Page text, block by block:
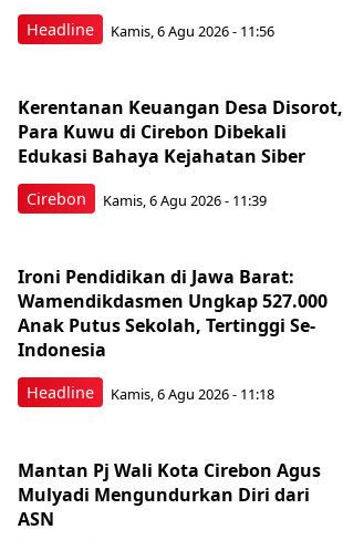
Headline Kamis, 6 Agu 2026 - 11:56
Cirebon
Kerentanan Keuangan Desa Disorot,
Para Kuwu di Cirebon Dibekali
Edukasi Bahaya Kejahatan Siber
Kamis, 6 Agu 2026 - 11:39
Headline
Ironi Pendidikan di Jawa Barat:
Wamendikdasmen Ungkap 527.000
Anak Putus Sekolah, Tertinggi Se-
Indonesia
Kamis, 6 Agu 2026 - 11:18
Mantan Pj Wali Kota Cirebon Agus
Mulyadi Mengundurkan Diri dari
ASN